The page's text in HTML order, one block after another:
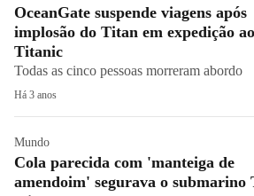
OceanGate suspende viagens após
implosão do Titan em expedição ao
Titanic
Todas as cinco pessoas morreram abordo
Há 3 anos
Mundo
Cola parecida com 'manteiga de
amendoim' segurava o submarino